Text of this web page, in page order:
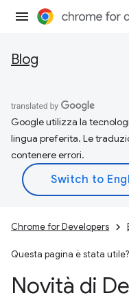
Blog
Google utilizza la
lingua preferita. Le
contenere errori.
Chrome for Developers
Questa pagina è stata utile?
Novità di